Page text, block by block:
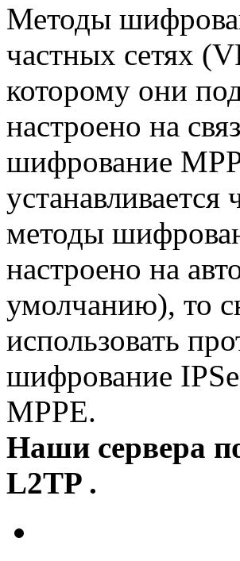
Методы
частных сетях
которому они
настроено на
шифрование
устанавливается
методы
настроено на
умолчанию), то
использовать
шифрование
MPPE.
Наши сервера
L2TP .